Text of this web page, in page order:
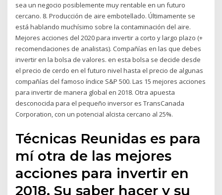
sea un negocio posiblemente muy rentable en un futuro
cercano. 8. Producción de aire embotellado. Últimamente se
está hablando muchísimo sobre la contaminación del aire.
Mejores acciones del 2020 para invertir a corto y largo plazo (+
recomendaciones de analistas). Compañías en las que debes
invertir en la bolsa de valores. en esta bolsa se decide desde
el precio de cerdo en el futuro nivel hasta el precio de algunas
compañías del famoso índice S&P 500. Las 15 mejores acciones
para invertir de manera global en 2018. Otra apuesta
desconocida para el pequeño inversor es TransCanada
Corporation, con un potencial alcista cercano al 25%.
Técnicas Reunidas es para
mí otra de las mejores
acciones para invertir en
2018. Su saber hacer y su